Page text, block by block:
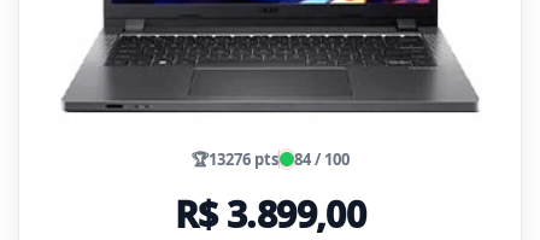
🏆13276 pts 84 / 100
R$ 3.899,00